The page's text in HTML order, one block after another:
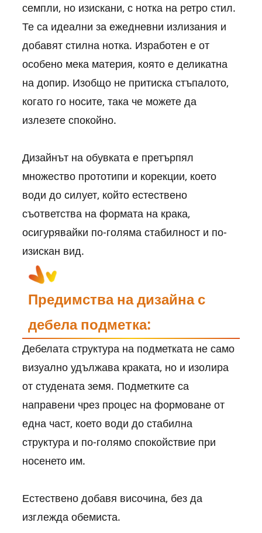
семпли, но изискани, с нотка на ретро стил.
Те са идеални за ежедневни излизания и
добавят стилна нотка. Изработен е от
особено мека материя, която е деликатна
на допир. Изобщо не притиска стъпалото,
когато го носите, така че можете да
излезете спокойно.
Дизайнът на обувката е претърпял
множество прототипи и корекции, което
води до силует, който естествено
съответства на формата на крака,
осигурявайки по-голяма стабилност и по-
изискан вид.
Предимства на дизайна с
дебела подметка:
Дебелата структура на подметката не само
визуално удължава краката, но и изолира
от студената земя. Подметките са
направени чрез процес на формоване от
една част, което води до стабилна
структура и по-голямо спокойствие при
носенето им.
Естествено добавя височина, без да
изглежда обемиста.